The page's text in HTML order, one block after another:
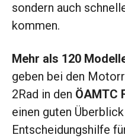
sondern auch
kommen.
Mehr als 120
geben bei den
2Rad in den ÖAMTC
einen guten
Entscheidungshilfe